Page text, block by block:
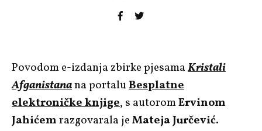
Povodom e-izdanja zbirke pjesamaKristali
Afganistanana portaluBesplatne
elektroničke knjige, s autoromErvinom
Jahićemrazgovarala jeMateja Jurčević.